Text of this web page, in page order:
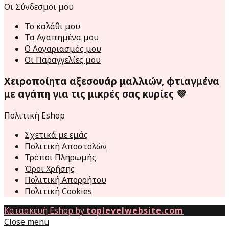
Οι Σύνδεσμοι μου
Το καλάθι μου
Τα Αγαπημένα μου
Ο Λογαριασμός μου
Οι Παραγγελίες μου
Χειροποίητα αξεσουάρ μαλλιών, φτιαγμένα
με αγάπη για τις μικρές σας κυρίες 💜
Πολιτική Eshop
Σχετικά με εμάς
Πολιτική Αποστολών
Τρόποι Πληρωμής
Όροι Χρήσης
Πολιτική Απορρήτου
Πολιτική Cookies
Κατασκευή Eshop by toplevelwebsite.com
Close menu